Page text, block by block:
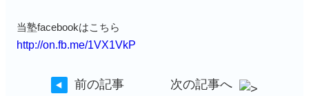
当塾facebookはこちら
http://on.fb.me/1VX1VkP
前の記事 次の記事へ